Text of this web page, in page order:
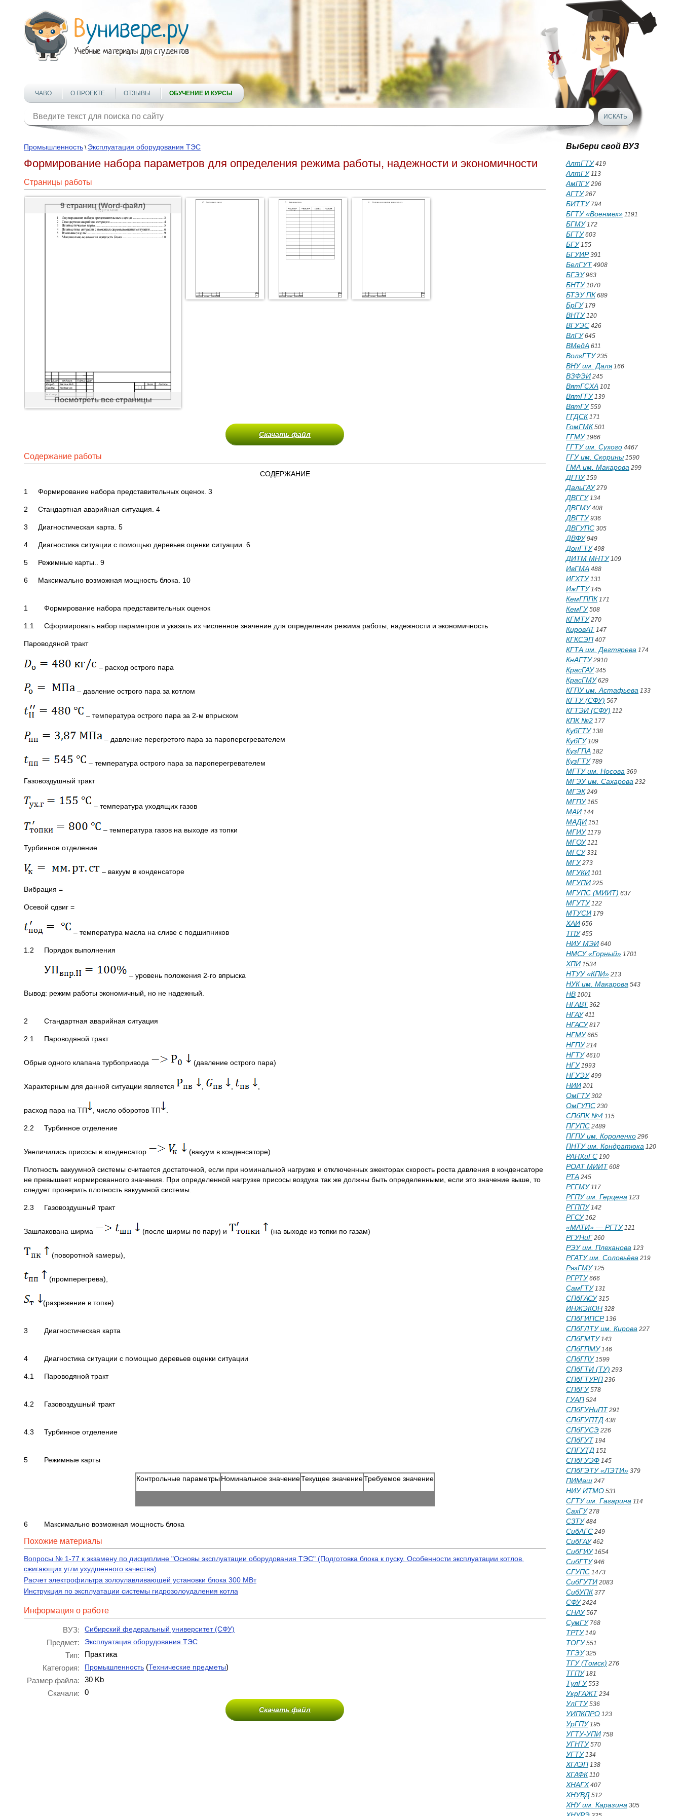
ЧАВО О ПРОЕКТЕ ОТЗЫВЫ ОБУЧЕНИЕ И КУРСЫ
Промышленность \ Эксплуатация оборудования ТЭС
Формирование набора параметров для определения режима работы, надежности и экономичности
Страницы работы
9 страниц (Word-файл)
Посмотреть все страницы
Скачать файл
Содержание работы
СОДЕРЖАНИЕ
1 Формирование набора представительных оценок. 3
2 Стандартная аварийная ситуация. 4
3 Диагностическая карта. 5
4 Диагностика ситуации с помощью деревьев оценки ситуации. 6
5 Режимные карты.. 9
6 Максимально возможная мощность блока. 10
1 Формирование набора представительных оценок
1.1 Сформировать набор параметров и указать их численное значение для определения режима работы, надежности и экономичность
Пароводяной тракт
– расход острого пара
– давление острого пара за котлом
– температура острого пара за 2-м впрыском
– давление перегретого пара за пароперегревателем
– температура острого пара за пароперегревателем
Газовоздушный тракт
– температура уходящих газов
– температура газов на выходе из топки
Турбинное отделение
– вакуум в конденсаторе
Вибрация =
Осевой сдвиг =
– температура масла на сливе с подшипников
1.2 Порядок выполнения
– уровень положения 2-го впрыска
Вывод: режим работы экономичный, но не надежный.
2 Стандартная аварийная ситуация
2.1 Пароводяной тракт
Обрыв одного клапана турбопривода (давление острого пара)
Характерным для данной ситуации является
расход пара на ТП , число оборотов ТП
2.2 Турбинное отделение
Увеличились присосы в конденсатор (вакуум в конденсаторе)
Плотность вакуумной системы считается достаточной, если при номинальной нагрузке и отключенных эжекторах скорость роста давления в конденсаторе
не превышает нормированного значения. При определенной нагрузке присосы воздуха так же должны быть определенными, если это значение выше, то
следует проверить плотность вакуумной системы.
2.3 Газовоздушный тракт
Зашлакована ширма (после ширмы по пару) и (на выходе из топки по газам)
(поворотной камеры),
(промперегрева),
(разрежение в топке)
3 Диагностическая карта
4 Диагностика ситуации с помощью деревьев оценки ситуации
4.1 Пароводяной тракт
4.2 Газовоздушный тракт
4.3 Турбинное отделение
5 Режимные карты
Контрольные параметры Номинальное значениеТекущее значениеТребуемое значение
6 Максимально возможная мощность блока
Похожие материалы
Вопросы № 1-77 к экзамену по дисциплине "Основы эксплуатации оборудования ТЭС" (Подготовка блока к пуску. Особенности эксплуатации котлов,
сжигающих угли ухудшенного качества)
Расчет электрофильтра золоулавливающей установки блока 300 МВт
Инструкция по эксплуатации системы гидрозолоудаления котла
Информация о работе
ВУЗ: Сибирский федеральный университет (СФУ)
Предмет: Эксплуатация оборудования ТЭС
Тип:
Практика
Категория:
Промышленность (Технические предметы)
Размер файла:
30 Kb
Скачали:
0
Скачать файл
Выбери свой ВУЗ
АлтГТУ419
АлтГУ113
АмПГУ296
АГТУ267
БИТТУ794
БГТУ «Военмех» 1191
БГМУ172
БГТУ603
БГУ155
БГУИР391
БелГУТ 4908
БГЭУ963
БНТУ1070
БТЭУ ПК 689
БрГУ179
ВНТУ120
ВГУЭС 426
ВлГУ645
ВМедА 611
ВолгГТУ235
ВНУ им. Даля166
ВЗФЭИ 245
ВятГСХА 101
ВятГГУ139
ВятГУ559
ГГДСК 171
ГомГМК 501
ГГМУ1966
ГГТУ им. Сухого 4467
ГГУ им. Скорины 1590
ГМА им. Макарова 299
ДГПУ159
ДальГАУ279
ДВГГУ134
ДВГМУ408
ДВГТУ936
ДВГУПС 305
ДВФУ949
ДонГТУ498
ДИТМ МНТУ109
ИвГМА 488
ИГХТУ131
ИжГТУ145
КемГППК 171
КемГУ508
КГМТУ270
КировАТ 147
КГКСЭП 407
КГТА им. Дегтярева 174
КнАГТУ2910
КрасГАУ345
КрасГМУ629
КГПУ им. Астафьева 133
КГТУ (СФУ) 567
КГТЭИ (СФУ) 112
КПК №2 177
КубГТУ138
КубГУ109
КузГПА 182
КузГТУ789
МГТУ им. Носова 369
МГЭУ им. Сахарова 232
МГЭК 249
МГПУ165
МАИ 144
МАДИ 151
МГИУ1179
МГОУ121
МГСУ331
МГУ273
МГУКИ 101
МГУПИ 225
МГУПС (МИИТ) 637
МГУТУ122
МТУСИ 179
ХАИ 656
ТПУ455
НИУ МЭИ 640
НМСУ «Горный» 1701
ХПИ 1534
НТУУ «КПИ» 213
НУК им. Макарова 543
НВ 1001
НГАВТ 362
НГАУ411
НГАСУ817
НГМУ665
НГПУ214
НГТУ4610
НГУ1993
НГУЭУ499
НИИ 201
ОмГТУ302
ОмГУПС 230
СПбПК №4 115
ПГУПС 2489
ПГПУ им. Короленко 296
ПНТУ им. Кондратюка 120
РАНХиГС 190
РОАТ МИИТ 608
РТА 245
РГГМУ117
РГПУ им. Герцена 123
РГППУ142
РГСУ162
«МАТИ» — РГТУ121
РГУНиГ 260
РЭУ им. Плеханова 123
РГАТУ им. Соловьёва 219
РязГМУ125
РГРТУ666
СамГТУ131
СПбГАСУ315
ИНЖЭКОН 328
СПбГИПСР136
СПбГЛТУ им. Кирова 227
СПбГМТУ143
СПбГПМУ146
СПбГПУ1599
СПбГТИ (ТУ) 293
СПбГТУРП 236
СПбГУ578
ГУАП 524
СПбГУНиПТ 291
СПбГУПТД 438
СПбГУСЭ 226
СПбГУТ 194
СПГУТД 151
СПбГУЭФ 145
СПбГЭТУ «ЛЭТИ» 379
ПИМаш 247
НИУ ИТМО 531
СГТУ им. Гагарина 114
СахГУ278
СЗТУ484
СибАГС 249
СибГАУ462
СибГИУ1654
СибГТУ946
СГУПС 1473
СибГУТИ 2083
СибУПК 377
СФУ2424
СНАУ567
СумГУ768
ТРТУ149
ТОГУ551
ТГЭУ325
ТГУ (Томск) 276
ТГПУ181
ТулГУ553
УкрГАЖТ 234
УлГТУ536
УИПКПРО 123
УрГПУ195
УГТУ-УПИ 758
УГНТУ570
УГТУ134
ХГАЭП 138
ХГАФК 110
ХНАГХ 407
ХНУВД 512
ХНУ им. Каразина 305